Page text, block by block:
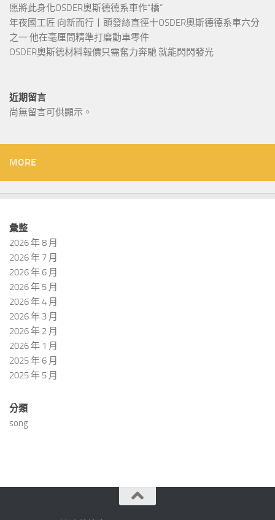
愿將此身化OSDER奧斯德德系車作“橋”
年夜國工匠·向新而行丨頭發絲直徑十OSDER奧斯德德系車六分
之一 他在毫厘間精準打磨動車零件
OSDER奧斯德材料報價只需奮力奔馳 就能閃閃發光
近期留言
尚無留言可供顯示。
MORE
彙整
2026 年 8 月
2026 年 7 月
2026 年 6 月
2026 年 5 月
2026 年 4 月
2026 年 3 月
2026 年 2 月
2026 年 1 月
2025 年 6 月
2025 年 5 月
分類
song